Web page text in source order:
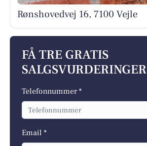
Rønshovedvej 16, 7100 Vejle
FÅ TRE GRATIS
SALGSVURDERINGER
Telefonnummer *
Email *